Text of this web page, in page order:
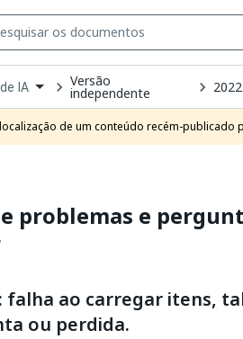
IA Versão
independente
de um conteúdo recém-publicado
problemas e
falha ao carregar itens,
ou perdida.